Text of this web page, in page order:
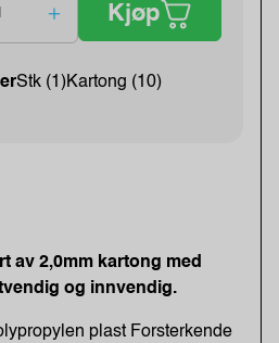
Kjøp
Stk (1)Kartong (10)
av 2,0mm kartong med
og innvendig.
plast Forsterkende